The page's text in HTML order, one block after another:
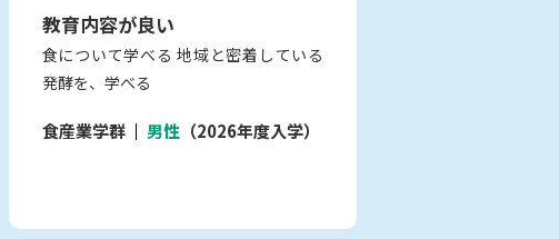
教育内容が良い
食について学べる 地域と密着している
発酵を、学べる
食産業学群 男性 （2026年度入学）